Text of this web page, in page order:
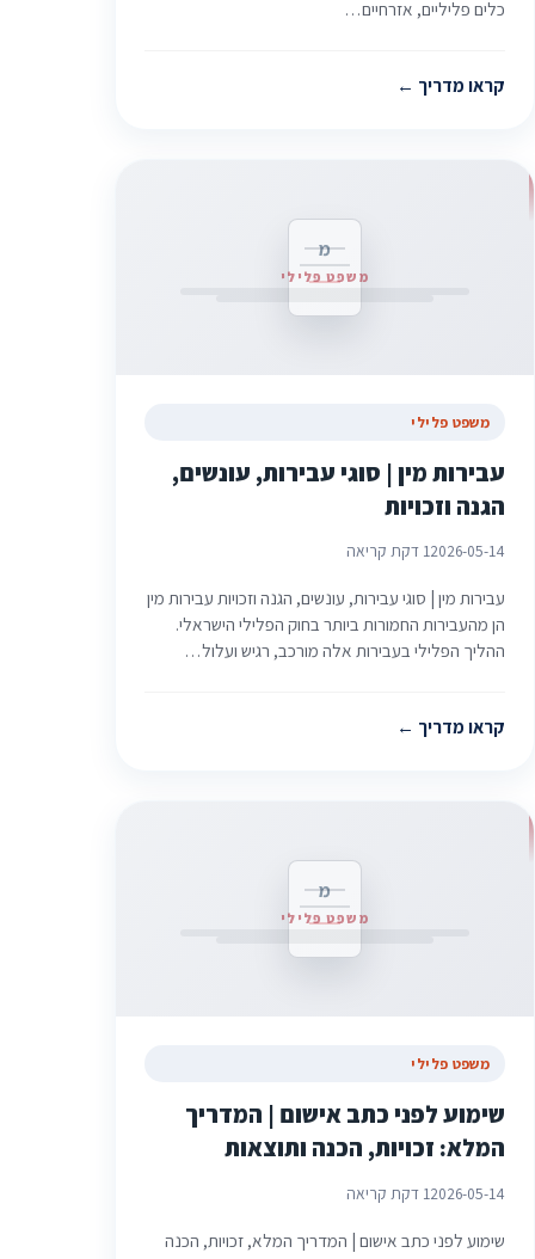
כלים פליליים, אזרחיים…
קראו מדריך
מ
משפט פלילי
משפט פלילי
עבירות מין | סוגי עבירות, עונשים,
הגנה וזכויות
2026-05-141 דקת קריאה
עבירות מין | סוגי עבירות, עונשים, הגנה וזכויות עבירות מין
הן מהעבירות החמורות ביותר בחוק הפלילי הישראלי.
ההליך הפלילי בעבירות אלה מורכב, רגיש ועלול…
קראו מדריך
מ
משפט פלילי
משפט פלילי
שימוע לפני כתב אישום | המדריך
המלא: זכויות, הכנה ותוצאות
2026-05-141 דקת קריאה
שימוע לפני כתב אישום | המדריך המלא, זכויות, הכנה